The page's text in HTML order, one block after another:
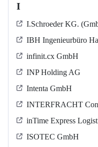
I
I.Schroeder KG.
IBH Ingenieurbüro
infinit.cx GmbH
INP Holding AG
Intenta GmbH
INTERFRACHT
inTime Express
ISOTEC GmbH